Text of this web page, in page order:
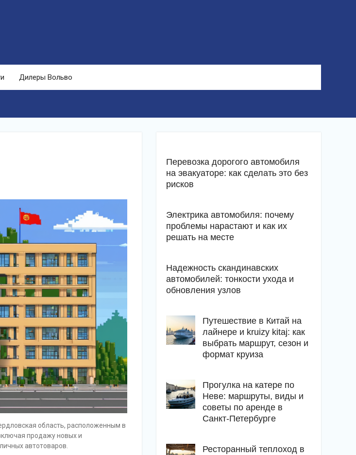
Дилеры Вольво
область, расположенным в
продажу новых и
автотоваров.
Перевозка дорогого автомобиля
на эвакуаторе: как сделать это без
рисков
Электрика автомобиля: почему
проблемы нарастают и как их
решать на месте
Надежность скандинавских
автомобилей: тонкости ухода и
обновления узлов
Путешествие в Китай на
лайнере и kruizy kitaj: как
выбрать маршрут, сезон и
формат круиза
Прогулка на катере по
Неве: маршруты, виды и
советы по аренде в
Санкт-Петербурге
Ресторанный теплоход в